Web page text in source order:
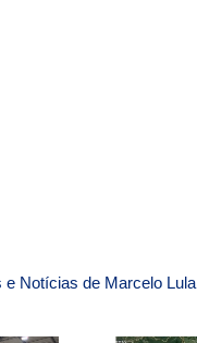
e Notícias de Marcelo Lula